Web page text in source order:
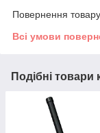
Повернення
Всі умови
Подібні товари